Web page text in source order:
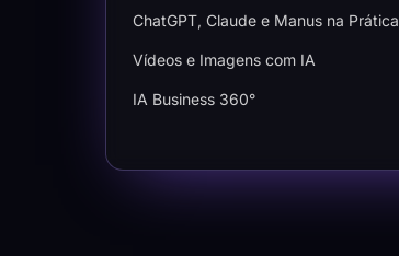
ChatGPT, Claude e Manus na Prática
Vídeos e Imagens com IA
IA Business 360°